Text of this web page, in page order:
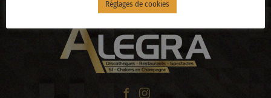
Réglages de cookies